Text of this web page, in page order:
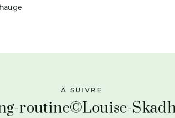
À SUIVRE
routine©Louise-